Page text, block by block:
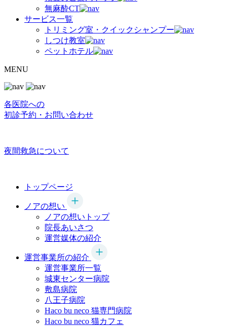
無麻酔CT
サービス一覧
トリミング室・クイックシャンプー
しつけ教室
ペットホテル
MENU
各医院への
初診予約・お問い合わせ
夜間救急について
トップページ
ノアの想い
ノアの想いトップ
院長あいさつ
運営媒体の紹介
運営事業所の紹介
運営事業所一覧
城東センター病院
敷島病院
八王子病院
Haco bu neco 猫専門病院
Haco bu neco 猫カフェ